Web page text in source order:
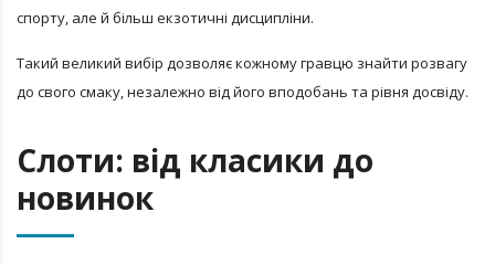
спорту, але й більш екзотичні дисципліни.
Такий великий вибір дозволяє кожному гравцю знайти розвагу
до свого смаку, незалежно від його вподобань та рівня досвіду.
Слоти: від класики до
новинок